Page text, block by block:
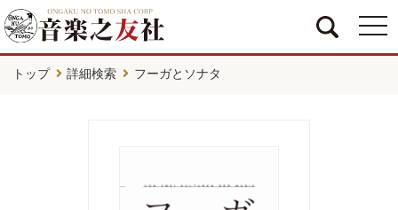
トップ 詳細検索 フーガとソナタ